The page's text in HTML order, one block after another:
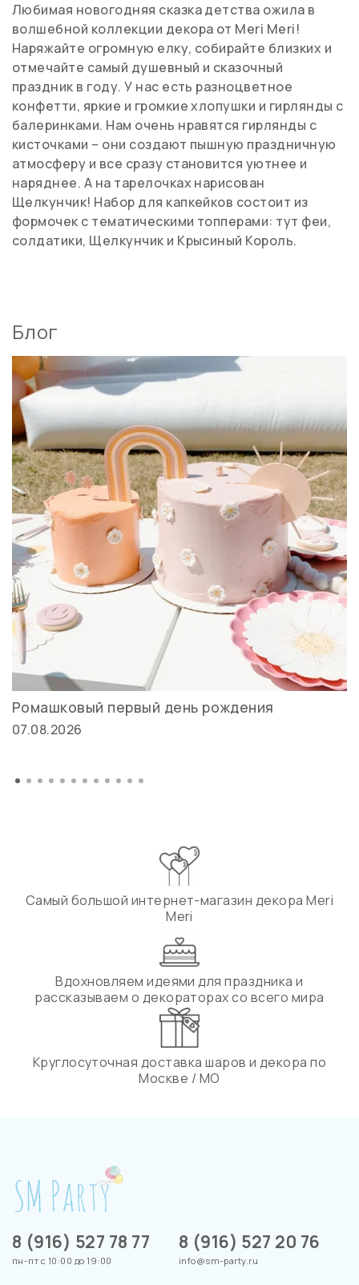
Любимая новогодняя сказка детства ожила в
волшебной коллекции декора от Meri Meri!
Наряжайте огромную елку, собирайте близких и
отмечайте самый душевный и сказочный
праздник в году. У нас есть разноцветное
конфетти, яркие и громкие хлопушки и гирлянды с
балеринками. Нам очень нравятся гирлянды с
кисточками – они создают пышную праздничную
атмосферу и все сразу становится уютнее и
наряднее. А на тарелочках нарисован
Щелкунчик! Набор для капкейков состоит из
формочек с тематическими топперами: тут феи,
солдатики, Щелкунчик и Крысиный Король.
Блог
Ромашковый первый день рождения
07.08.2026
Самый большой интернет-магазин декора Meri
Meri
Вдохновляем идеями для праздника и
рассказываем о декораторах со всего мира
Круглосуточная доставка шаров и декора по
Москве / МО
8 (916) 527 78 77
пн-пт с 10:00 до 19:00
8 (916) 527 20 76
info@sm-party.ru